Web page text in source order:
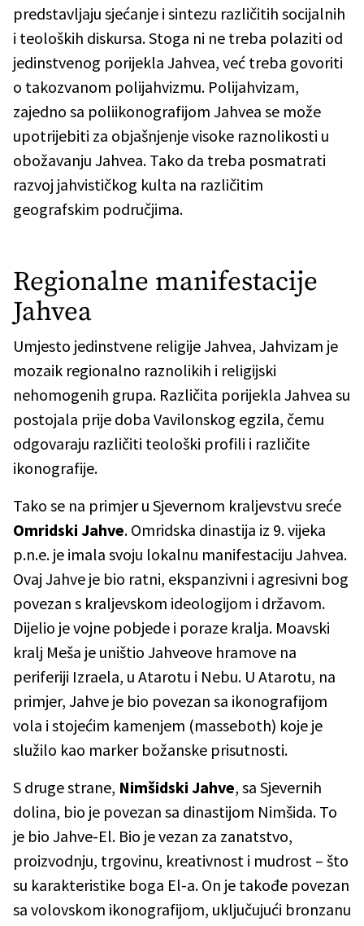
predstavljaju sjećanje i sintezu različitih socijalnih
i teoloških diskursa. Stoga ni ne treba polaziti od
jedinstvenog porijekla Jahvea, već treba govoriti
o takozvanom polijahvizmu. Polijahvizam,
zajedno sa poliikonografijom Jahvea se može
upotrijebiti za objašnjenje visoke raznolikosti u
obožavanju Jahvea. Tako da treba posmatrati
razvoj jahvističkog kulta na različitim
geografskim područjima.
Regionalne manifestacije
Jahvea
Umjesto jedinstvene religije Jahvea, Jahvizam je
mozaik regionalno raznolikih i religijski
nehomogenih grupa. Različita porijekla Jahvea su
postojala prije doba Vavilonskog egzila, čemu
odgovaraju različiti teološki profili i različite
ikonografije.
Tako se na primjer u Sjevernom kraljevstvu sreće
Omridski Jahve. Omridska dinastija iz 9. vijeka
p.n.e. je imala svoju lokalnu manifestaciju Jahvea.
Ovaj Jahve je bio ratni, ekspanzivni i agresivni bog
povezan s kraljevskom ideologijom i državom.
Dijelio je vojne pobjede i poraze kralja. Moavski
kralj Meša je uništio Jahveove hramove na
periferiji Izraela, u Atarotu i Nebu. U Atarotu, na
primjer, Jahve je bio povezan sa ikonografijom
vola i stojećim kamenjem (masseboth) koje je
služilo kao marker božanske prisutnosti.
S druge strane, Nimšidski Jahve, sa Sjevernih
dolina, bio je povezan sa dinastijom Nimšida. To
je bio Jahve-El. Bio je vezan za zanatstvo,
proizvodnju, trgovinu, kreativnost i mudrost – što
su karakteristike boga El-a. On je takođe povezan
sa volovskom ikonografijom, uključujući bronzanu